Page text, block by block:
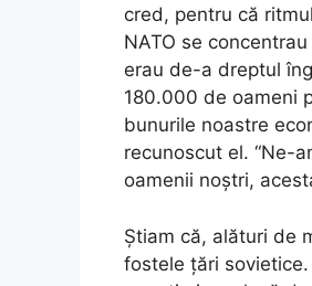
cred, pentru că
NATO se
erau de-a dreptul
180.000 de oameni
bunurile noastre
recunoscut el. “Ne-
oamenii noștri,
Știam că, alături de
fostele țări